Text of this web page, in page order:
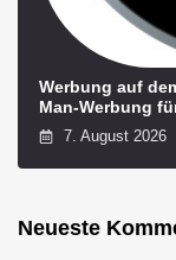
Werbung auf
Man-Werbung
7. August 2026
Neueste